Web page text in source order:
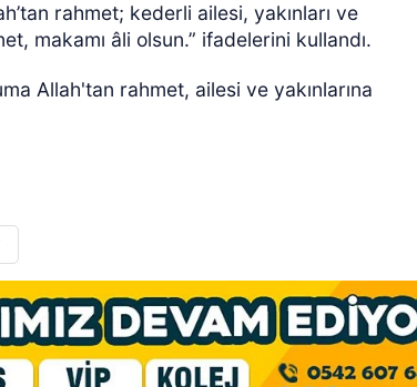
rahmet; kederli ailesi, yakınları ve
makamı âli olsun.” ifadelerini kullandı.
Allah'tan rahmet, ailesi ve yakınlarına